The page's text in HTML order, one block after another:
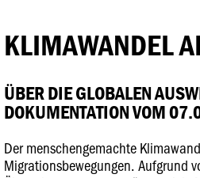
KLIMAWANDEL
ÜBER DIE GLOBALEN
DOKUMENTATION VOM
Der menschengemachte
Migrationsbewegungen. Aufgrund